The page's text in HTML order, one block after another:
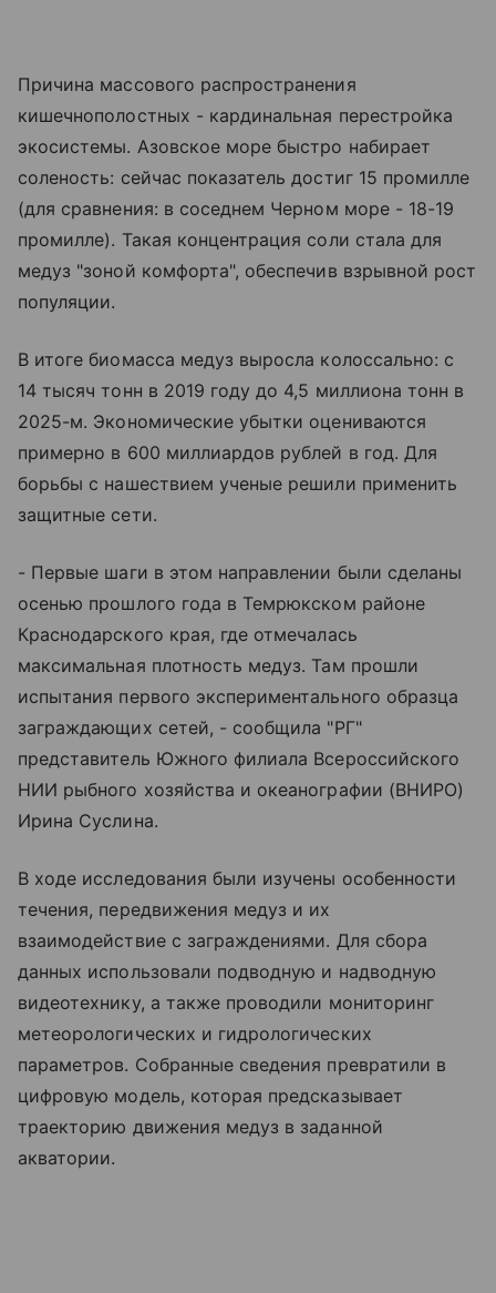
Причина массового распространения
кишечнополостных - кардинальная перестройка
экосистемы. Азовское море быстро набирает
соленость: сейчас показатель достиг 15 промилле
(для сравнения: в соседнем Черном море - 18-19
промилле). Такая концентрация соли стала для
медуз "зоной комфорта", обеспечив взрывной рост
популяции.
В итоге биомасса медуз выросла колоссально: с
14 тысяч тонн в 2019 году до 4,5 миллиона тонн в
2025-м. Экономические убытки оцениваются
примерно в 600 миллиардов рублей в год. Для
борьбы с нашествием ученые решили применить
защитные сети.
- Первые шаги в этом направлении были сделаны
осенью прошлого года в Темрюкском районе
Краснодарского края, где отмечалась
максимальная плотность медуз. Там прошли
испытания первого экспериментального образца
заграждающих сетей, - сообщила "РГ"
представитель Южного филиала Всероссийского
НИИ рыбного хозяйства и океанографии (ВНИРО)
Ирина Суслина.
В ходе исследования были изучены особенности
течения, передвижения медуз и их
взаимодействие с заграждениями. Для сбора
данных использовали подводную и надводную
видеотехнику, а также проводили мониторинг
метеорологических и гидрологических
параметров. Собранные сведения превратили в
цифровую модель, которая предсказывает
траекторию движения медуз в заданной
акватории.